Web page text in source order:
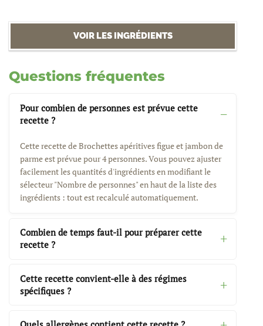
VOIR LES INGRÉDIENTS
Questions fréquentes
Pour combien de personnes est prévue cette
recette ?
Cette recette de Brochettes apéritives figue et jambon de
parme est prévue pour 4 personnes. Vous pouvez ajuster
facilement les quantités d'ingrédients en modifiant le
sélecteur "Nombre de personnes" en haut de la liste des
ingrédients : tout est recalculé automatiquement.
Combien de temps faut-il pour préparer cette
recette ?
Cette recette convient-elle à des régimes
spécifiques ?